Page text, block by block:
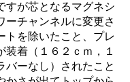
すが芯となるマグネシ
ーチャンネルに変更さ
トを除いたこと、プレ
装着（１６２ｃｍ，１
バーなし）されたこと